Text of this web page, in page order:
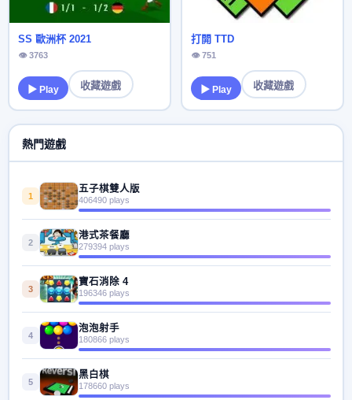
SS 歐洲杯 2021
👁 3763
▶ Play 收藏遊戲
打開 TTD
👁 751
▶ Play 收藏遊戲
熱門遊戲
1
五子棋雙人版
406490 plays
2
港式茶餐廳
279394 plays
3
寶石消除 4
196346 plays
4
泡泡射手
180866 plays
5
黑白棋
178660 plays